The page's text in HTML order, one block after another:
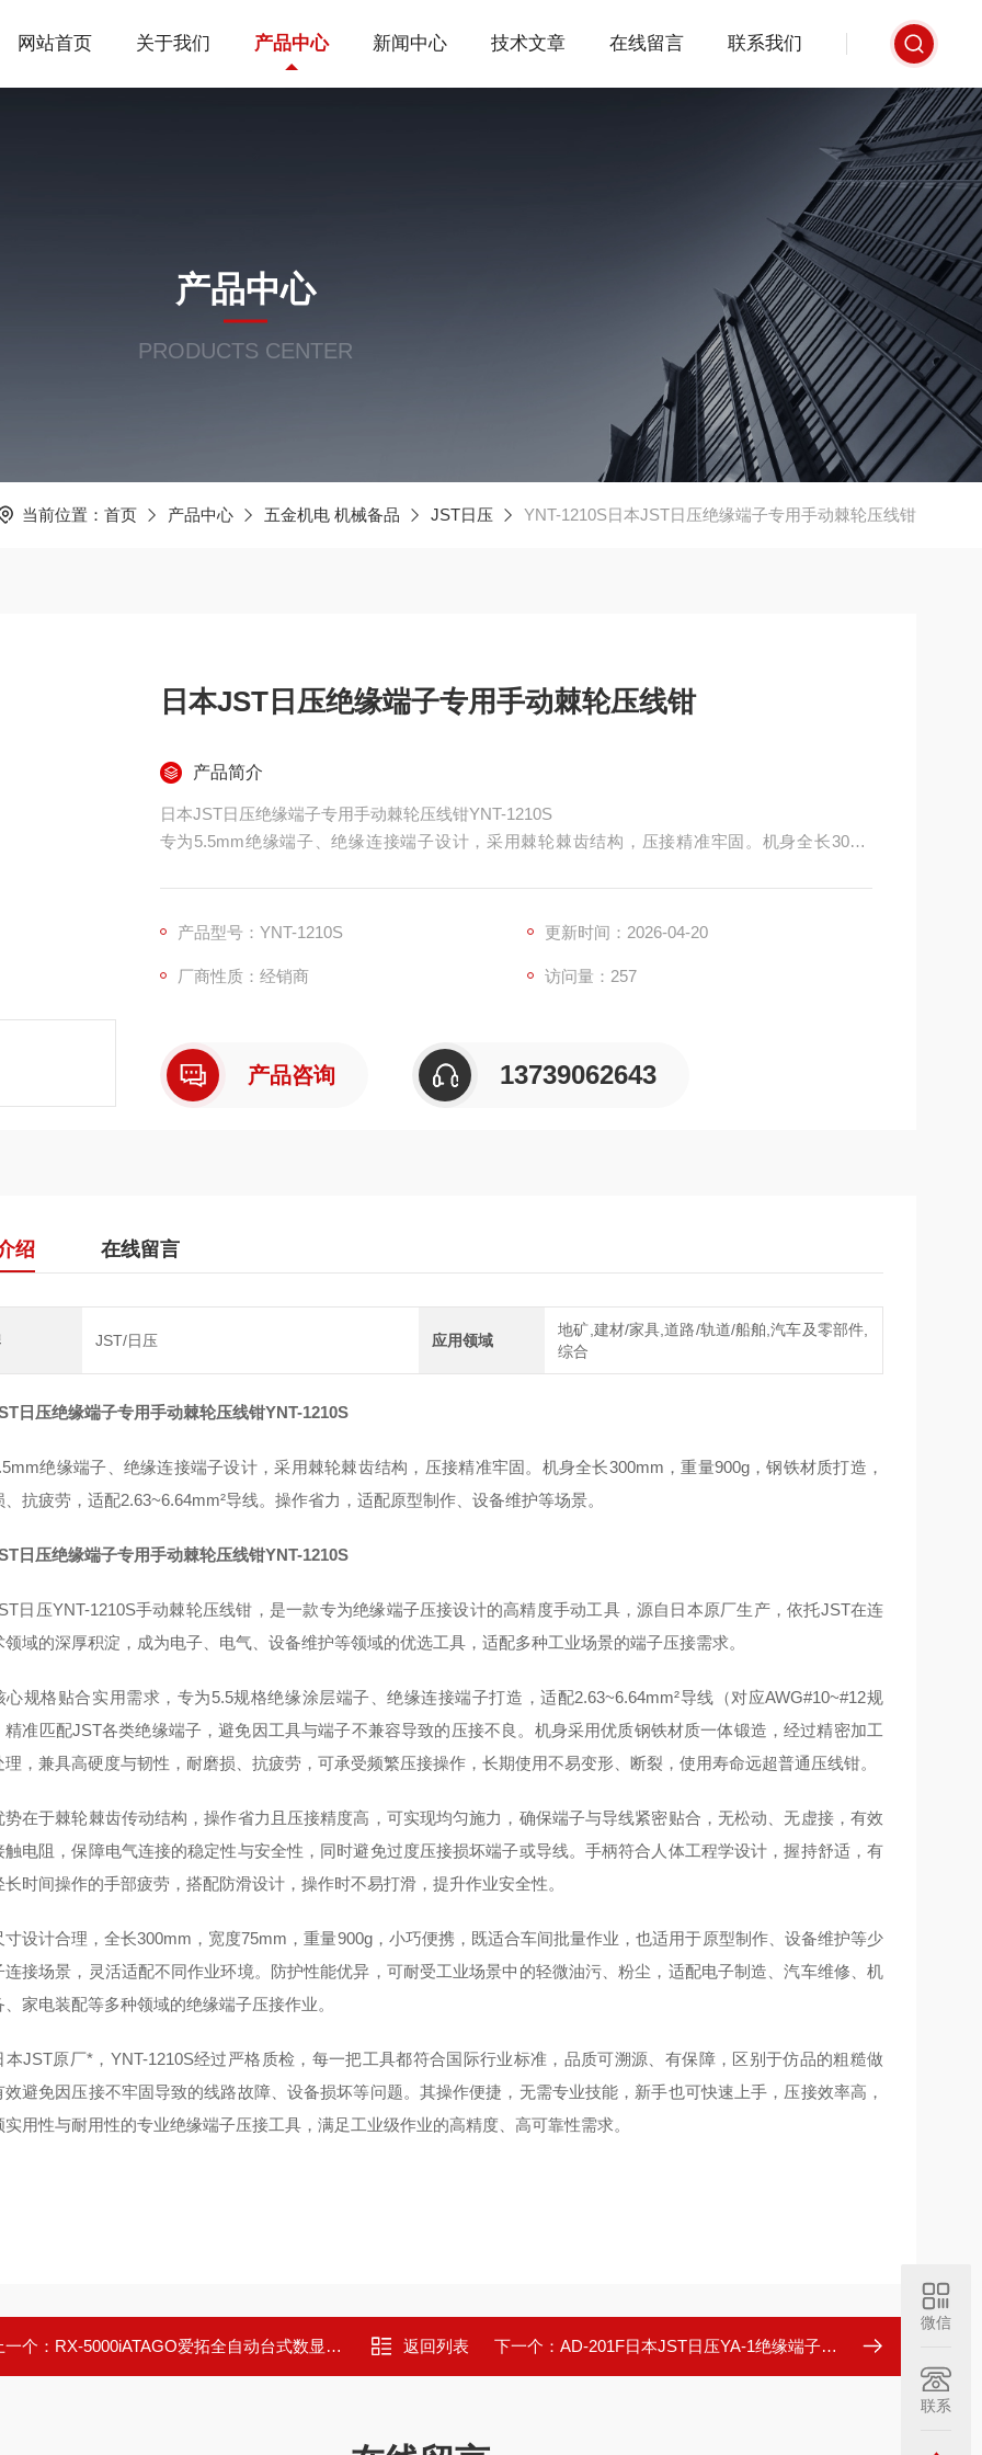
网站首页 关于我们 产品中心 新闻中心 技术文章 在线留言 联系我们
产品中心
PRODUCTS CENTER
当前位置： 首页 产品中心 五金机电 机械备品 JST日压 YNT-1210S日本JST日压绝缘端子专用手动棘轮压线钳
日本JST日压绝缘端子专用手动棘轮压线钳
产品简介
日本JST日压绝缘端子专用手动棘轮压线钳YNT-1210S
专为5.5mm绝缘端子、绝缘连接端子设计，采用棘轮棘齿结构，压接精准牢固。机身全长300m
产品型号：YNT-1210S
更新时间：2026-04-20
厂商性质：经销商 访问量：257
产品咨询 13739062643
绍 在线留言
JST/日压 应用领域
地矿,建材/家具,道路/轨道/船舶,汽车及零部件,
综合
日压绝缘端子专用手动棘轮压线钳YNT-1210S
绝缘端子、绝缘连接端子设计，采用棘轮棘齿结构，压接精准牢固。机身全长300mm，重量900g，钢铁材质打造，
、抗疲劳，适配2.63~6.64mm²导线。操作省力，适配原型制作、设备维护等场景。
日压绝缘端子专用手动棘轮压线钳YNT-1210S
日压YNT-1210S手动棘轮压线钳，是一款专为绝缘端子压接设计的高精度手动工具，源自日本原厂生产，依托JST在连
领域的深厚积淀，成为电子、电气、设备维护等领域的优选工具，适配多种工业场景的端子压接需求。
心规格贴合实用需求，专为5.5规格绝缘涂层端子、绝缘连接端子打造，适配2.63~6.64mm²导线（对应AWG#10~#12规
精准匹配JST各类绝缘端子，避免因工具与端子不兼容导致的压接不良。机身采用优质钢铁材质一体锻造，经过精密加工
理，兼具高硬度与韧性，耐磨损、抗疲劳，可承受频繁压接操作，长期使用不易变形、断裂，使用寿命远超普通压线钳。
势在于棘轮棘齿传动结构，操作省力且压接精度高，可实现均匀施力，确保端子与导线紧密贴合，无松动、无虚接，有效
触电阻，保障电气连接的稳定性与安全性，同时避免过度压接损坏端子或导线。手柄符合人体工程学设计，握持舒适，有
长时间操作的手部疲劳，搭配防滑设计，操作时不易打滑，提升作业安全性。
寸设计合理，全长300mm，宽度75mm，重量900g，小巧便携，既适合车间批量作业，也适用于原型制作、设备维护等少
连接场景，灵活适配不同作业环境。防护性能优异，可耐受工业场景中的轻微油污、粉尘，适配电子制造、汽车维修、机
、家电装配等多种领域的绝缘端子压接作业。
本JST原厂*，YNT-1210S经过严格质检，每一把工具都符合国际行业标准，品质可溯源、有保障，区别于仿品的粗糙做
效避免因压接不牢固导致的线路故障、设备损坏等问题。其操作便捷，无需专业技能，新手也可快速上手，压接效率高，
实用性与耐用性的专业绝缘端子压接工具，满足工业级作业的高精度、高可靠性需求。
一个： RX-5000iATAGO爱拓全自动台式数显折光仪数显糖度计 返回列表 下一个： AD-201F日本JST日压YA-1绝缘端子气动压着工具刀头
微信
联系